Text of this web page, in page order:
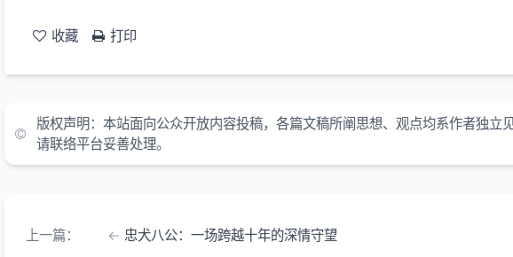
收藏 打印
版权声明：本站面向公众开放内容投稿，各篇文稿所阐思想、观点均系作者独
请联络平台妥善处理。
上一篇：
忠犬八公：一场跨越十年的深情守望